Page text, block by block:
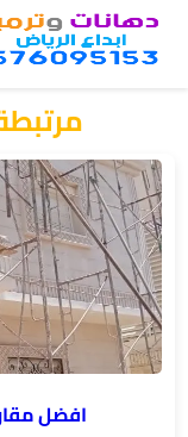
×
دهانات
داخلية
الرياض
دهانات
خارجية
افضل